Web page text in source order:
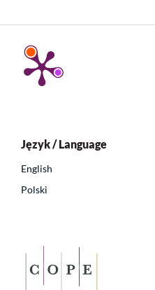
Język / Language
English
Polski